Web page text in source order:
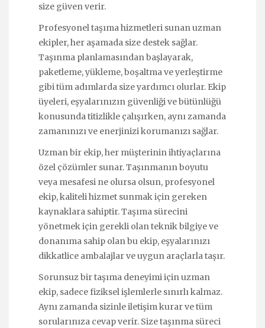
size güven verir.
Profesyonel taşıma hizmetleri sunan uzman
ekipler, her aşamada size destek sağlar.
Taşınma planlamasından başlayarak,
paketleme, yükleme, boşaltma ve yerleştirme
gibi tüm adımlarda size yardımcı olurlar. Ekip
üyeleri, eşyalarınızın güvenliği ve bütünlüğü
konusunda titizlikle çalışırken, aynı zamanda
zamanınızı ve enerjinizi korumanızı sağlar.
Uzman bir ekip, her müşterinin ihtiyaçlarına
özel çözümler sunar. Taşınmanın boyutu
veya mesafesi ne olursa olsun, profesyonel
ekip, kaliteli hizmet sunmak için gereken
kaynaklara sahiptir. Taşıma sürecini
yönetmek için gerekli olan teknik bilgiye ve
donanıma sahip olan bu ekip, eşyalarınızı
dikkatlice ambalajlar ve uygun araçlarla taşır.
Sorunsuz bir taşıma deneyimi için uzman
ekip, sadece fiziksel işlemlerle sınırlı kalmaz.
Aynı zamanda sizinle iletişim kurar ve tüm
sorularınıza cevap verir. Size taşınma süreci